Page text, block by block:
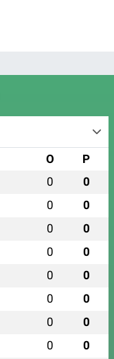
O P
0 0
0 0
0 0
0 0
0 0
0 0
0 0
0 0